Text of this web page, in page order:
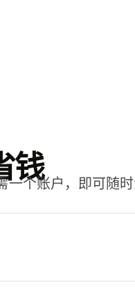
钱
一个账户，即可随